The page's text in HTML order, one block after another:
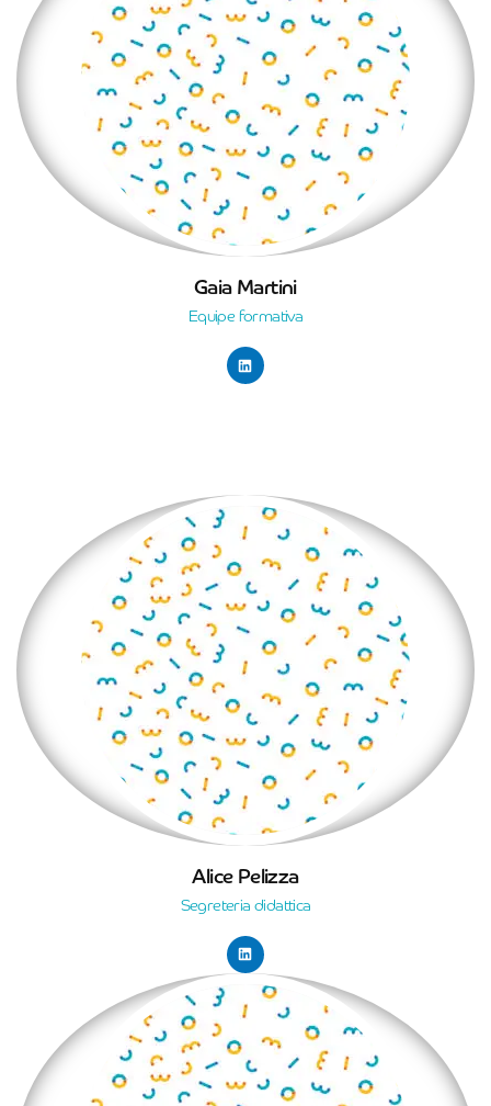
Gaia Martini
Equipe formativa
Alice Pelizza
Segreteria didattica